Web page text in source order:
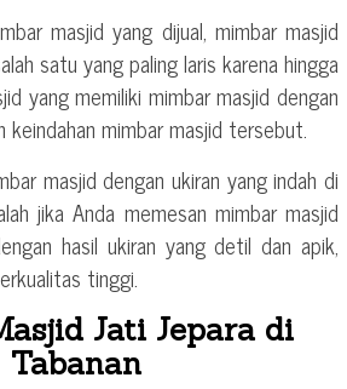
masjid yang dijual, mimbar masjid
satu yang paling laris karena hingga
yang memiliki mimbar masjid dengan
keindahan mimbar masjid tersebut.
masjid dengan ukiran yang indah di
jika Anda memesan mimbar masjid
hasil ukiran yang detil dan apik,
tinggi.
Jati Jepara di
Tabanan